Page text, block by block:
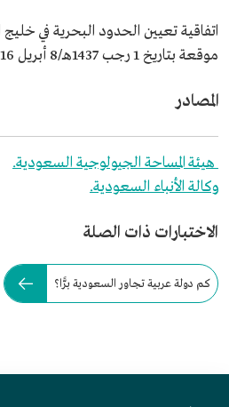
اتفاقية تعيين الحدود البحرية في خليج
موقعة بتاريخ 1 رجب 1437هـ/8 أبريل 2016م.
المصادر
هيئة المساحة الجيولوجية السعودية.
وكالة الأنباء السعودية.
الاختبارات ذات الصلة
كم دولة عربية تجاور السعودية برًّا؟